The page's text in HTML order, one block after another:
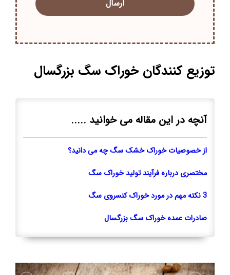
توزیع کنندگان خوراک سگ بزرگسال
آنچه در این مقاله می خوانید .....
از خصوصیات خوراک خشک سگ چه می دانید؟
مختصری درباره فرآیند تولید خوراک سگ
3 نکته مهم در مورد خوراک کنسروی سگ
صادرات عمده خوراک سگ بزرگسال